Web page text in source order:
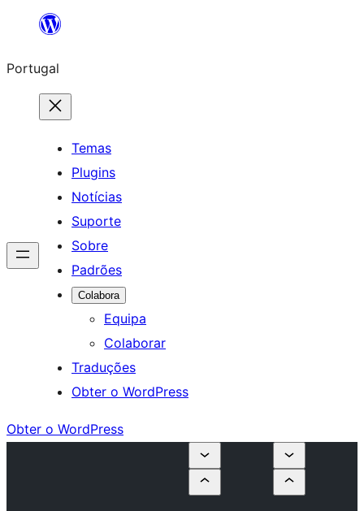
Saltar
o
conteúdo
Portugal
Temas
Plugins
Notícias
Suporte
Sobre
Padrões
Colabora
Equipa
Colaborar
Traduções
Obter o WordPress
Obter o WordPress